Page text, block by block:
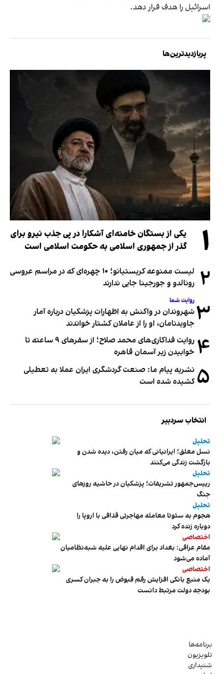
اسرائیل را هدف قرار دهد.
پربازدیدترین‌ها
۱
یکی از بستگان خامنه‌ای آشکارا در پی جذب نیرو برای
گذر از جمهوری اسلامی به حکومت اسلامی است
۲
لیست ممنوعه کریستیانو؛ ۱۰ چهره‌ای که در مراسم عروسی
رونالدو و جورجینا جایی ندارند
۳ روایت شما
شهروندان در واکنش به اظهارات پزشکیان درباره آمار
جاویدنامان، او را از عاملان کشتار خواندند
۴
روایت فداکاری‌های محمد صلاح؛ از سفرهای ۹ ساعته تا
خوابیدن زیر آسمان قاهره
۵ نشریه پیام ما: صنعت گردشگری ایران عملا به تعطیلی
کشیده شده است
انتخاب سردبیر
تحلیل
نسل معلق؛ ایرانیانی که میان رفتن، دیده شدن و
بازگشت زندگی می‌کنند
تحلیل
رییس‌جمهور تشریفات؛ پزشکیان در حاشیه روزهای
جنگ
تحلیل
هجوم به سئوتا معامله مهاجرتی قذافی با اروپا را
دوباره زنده کرد
اختصاصی
مقام عراقی: بغداد برای اقدام نهایی علیه شبه‌نظامیان
آماده می‌شود
اختصاصی
یک منبع بانکی افزایش رقم قبوض را به جبران کسری
بودجه دولت مرتبط دانست
برنامه‌ها
تلویزیون
شنیداری